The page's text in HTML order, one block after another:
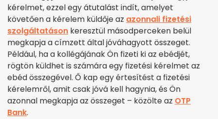
kérelmet, ezzel egy átutalást indít, amelyet
követően a kérelem küldője az azonnali fizetési
szolgáltatáson keresztül másodperceken belül
megkapja a címzett által jóváhagyott összeget.
Például, ha a kollégájának Ön fizeti ki az ebédjét,
rögtön küldhet is számára egy fizetési kérelmet az
ebéd összegével. Ő kap egy értesítést a fizetési
kérelemről, amit csak jóvá kell hagynia, és Ön
azonnal megkapja az összeget – közölte az OTP
Bank.